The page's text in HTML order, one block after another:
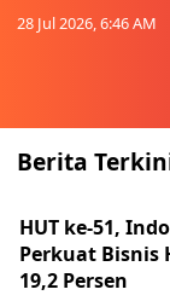
28 Jul 2026, 6:46 AM
Berita
HUT ke-51,
Perkuat Bisnis
19,2 Persen